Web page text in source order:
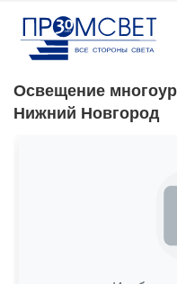
Освещение
Нижний Новгород